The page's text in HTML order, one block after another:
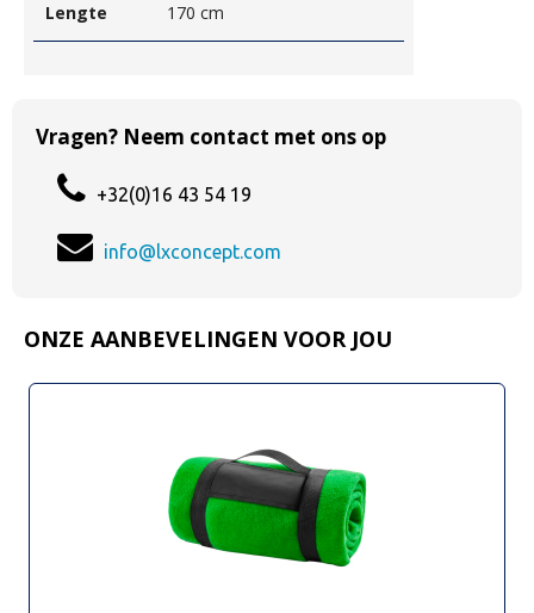
Lengte 170 cm
Vragen? Neem contact met ons op
+32(0)16 43 54 19
info@lxconcept.com
ONZE AANBEVELINGEN VOOR JOU